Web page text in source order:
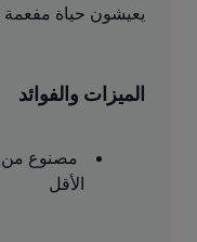
يعيشون حياة مفعمة
الميزات والفوائد
الأقل